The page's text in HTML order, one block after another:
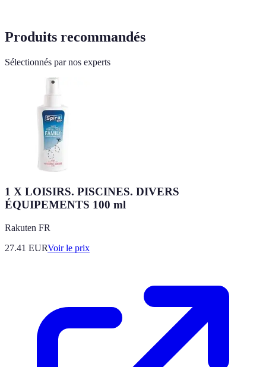
Produits recommandés
Sélectionnés par nos experts
1 X LOISIRS. PISCINES. DIVERS
ÉQUIPEMENTS 100 ml
Rakuten FR
27.41 EURVoir le prix